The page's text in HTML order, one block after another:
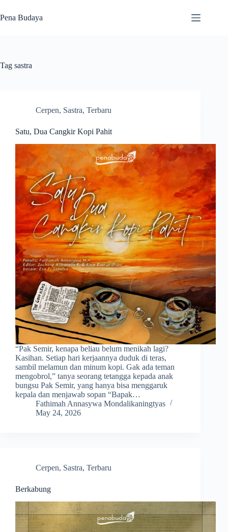
to
content
Pena Budaya
Tag sastra
Cerpen, Sastra, Terbaru
Satu, Dua Cangkir Kopi Pahit
“Pak Semir, kenapa beliau belum menikah lagi?
Kasihan. Setiap hari kerjaannya duduk di teras,
sambil melamun dan minum kopi. Gak ada teman
mengobrol,” tanya seorang tetangga kepada anak
bungsu Pak Semir, yang hanya bisa menggaruk
kepala dan menjawab sopan “Bapak…
Fathimah Annasywa Mondalikaningtyas
May 24, 2026
Cerpen, Sastra, Terbaru
Berkabung